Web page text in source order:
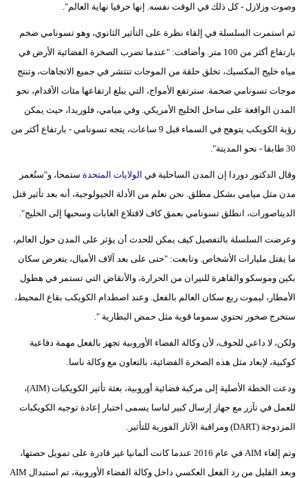
وصوت وزلازل - كل ذلك في الوقت نفسه. إنها حرفيا نهاية العالم".
ثم استمرت السلسلة في إلقاء نظرة على التأثير الثانوي، وهو تسونامي ضخم
بارتفاع أكثر من 100 متر. وأضافت: "عندما تضرب الصخرة الفضائية الأرض في
مياه خليج المكسيك، تخلق حلقة من الموجات تنتشر في جميع الاتجاهات، وتنتج
موجات تسونامي ضخمة. سترتفع الأمواج، التي يبلغ ارتفاعها مئات الأقدام، نحو
المدن الواقعة على ساحل الخليج الأمريكي. وفي ميامي، فلوريدا، حيث يمكن
رؤية الكويكب يتوهج في السماء قبل 9 ساعات، يتجه تسونامي - بارتفاع أكثر من
30 طابقا - نحو المدينة".
وقال الدكتور دوردا إن المدن الساحلية في الولايات المتحدة ستمحا، و"ستُغمر
مدن مثل ميامي بشكل مطلق. نحن نعلم من الأدلة الجيولوجية، أنه بعد تأثير قتل
الديناصورات، انطلق تسونامي بعمق كاف لاقتلاع الغابات وسحبها إلى الخليج".
وعرضت السلسلة بالتفصيل كيف يمكن للحدث أن يؤثر على المدن حول العالم،
ما يقتل مليارات الأشخاص. وتابعت: "حتى على بعد آلاف الأميال، يتعرض سكان
بكين وموسكو والقاهرة للنيران من الحرارة، والأنقاض التي تستمر في هطول
الأمطار، ليموت ربع سكان العالم بالفعل. وعند اصطدام الكويكب بقاع المحيط،
ستخرج صخور تحتوي سموما قوية مثل حمض البطارية ".
ولكن، لا داعي للخوف، لأن وكالة الفضاء الأوروبية تجهز بالفعل مهمة دفاعية
كوكبية، لإبعاد مثل هذه الصخرة الفضائية، بالتعاون مع وكالة ناسا.
ودعت الخطة الأصلية إلى مركبة فضائية أوروبية، بعثة تأثير الكويكبات (AIM)،
للعمل في تآزر مع جهاز إرسال كبير لناسا يسمى اختبار إعادة توجيه الكويكبات
المزدوجة (DART) ومراقبة الآثار الفورية للتأثير.
وتم إلغاء AIM في عام 2016 عندما كانت ألمانيا غير قادرة على تمويل حصتها،
وبعد القليل من رد الفعل العكسي داخل وكالة الفضاء الأوروبية، تم استبدال AIM